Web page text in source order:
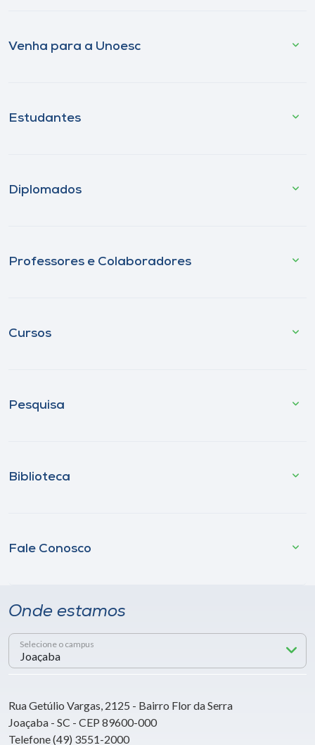
Venha para a Unoesc
Estudantes
Diplomados
Professores e Colaboradores
Cursos
Pesquisa
Biblioteca
Fale Conosco
Onde estamos
Selecione o campus
Rua Getúlio Vargas, 2125 - Bairro Flor da Serra
Joaçaba - SC - CEP 89600-000
Telefone (49) 3551-2000